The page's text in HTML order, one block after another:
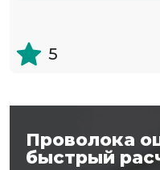
5
Проволока
быстрый